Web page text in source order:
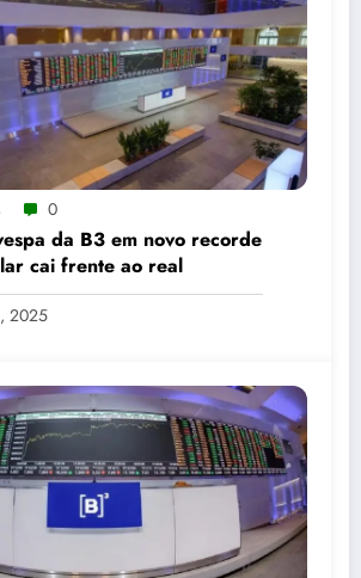
0
da B3 em novo recorde
cai frente ao real
2025